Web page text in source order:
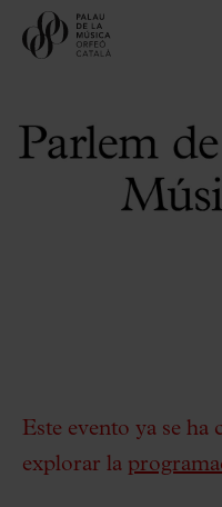
Este evento ya se ha
explorar la